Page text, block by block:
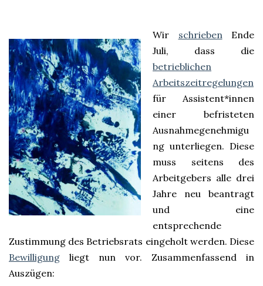
Wir schriebenEnde
Juli, dass die
betrieblichen
Arbeitszeitregelungen
für Assistent*innen
einer befristeten
Ausnahmegenehmigu
ng unterliegen. Diese
muss seitens des
Arbeitgebers alle drei
Jahre neu beantragt
und eine
entsprechende
Zustimmung des Betriebsrats eingeholt werden. Diese
Bewilligung liegt nun vor. Zusammenfassend in
Auszügen: